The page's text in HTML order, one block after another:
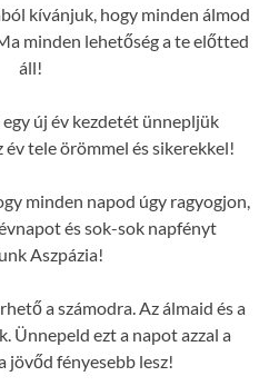
kívánjuk, hogy minden álmod
minden lehetőség a te előtted
áll!
egy új év kezdetét ünnepljük
év tele örömmel és sikerekkel!
minden napod úgy ragyogjon,
és sok-sok napfényt
Aszpázia!
a számodra. Az álmaid és a
Ünnepeld ezt a napot azzal a
jövőd fényesebb lesz!